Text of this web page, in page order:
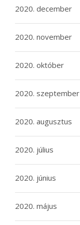
2020. december
2020. november
2020. október
2020. szeptember
2020. augusztus
2020. július
2020. június
2020. május